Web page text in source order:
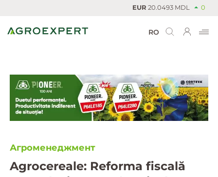
EUR20.0493 MDL
RO
Агроменеджмент
Agrocereale: Reforma fiscală